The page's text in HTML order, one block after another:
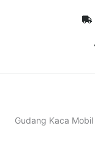
Gudang Kaca